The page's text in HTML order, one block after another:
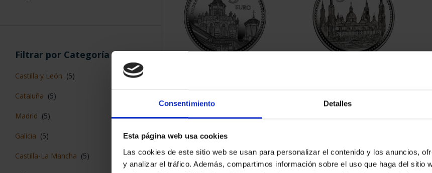
Consentimiento Detalles
Esta página web usa cookies
Las cookies de este sitio web se usan para personalizar el contenido y los anuncios,
y analizar el tráfico. Además, compartimos información sobre el uso que haga del sitio
Filtrar por Categoría
Castilla y León (5)
Cataluña (5)
Madrid (5)
Galicia (5)
Castilla-La Mancha (5)
73,00 € 73,00 €